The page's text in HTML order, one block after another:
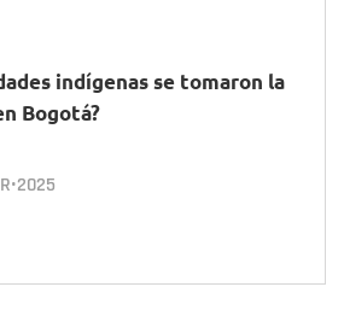
indígenas se tomaron la
Bogotá?